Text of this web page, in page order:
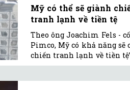
Mỹ có thể sẽ giành
tranh lạnh về tiền tệ
Theo ông Joachim Fels -
Pimco, Mỹ có khả năng
chiến tranh lạnh về tiền